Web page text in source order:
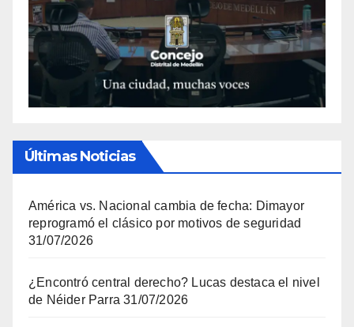
Últimas Noticias
América vs. Nacional cambia de fecha: Dimayor
reprogramó el clásico por motivos de seguridad
31/07/2026
¿Encontró central derecho? Lucas destaca el nivel
de Néider Parra 31/07/2026